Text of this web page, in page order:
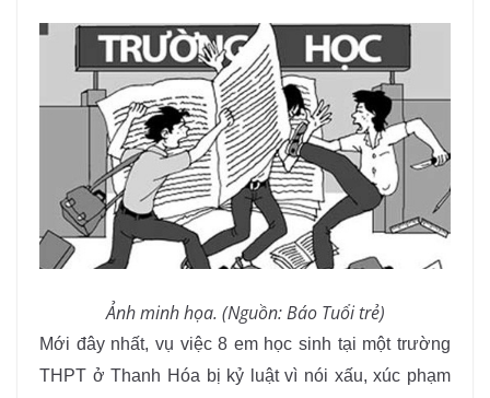
Ảnh minh họa. (Nguồn: Báo Tuổi trẻ)
Mới đây nhất, vụ việc 8 em học sinh tại một trường
THPT ở Thanh Hóa bị kỷ luật vì nói xấu, xúc phạm